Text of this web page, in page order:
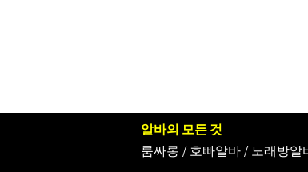
알바의 모든 것
룸싸롱 / 호빠알바 / 노래방알